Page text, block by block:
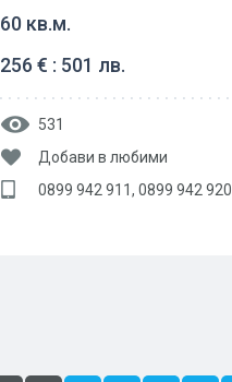
60 кв.м.
256 € : 501 лв.
531
Добави в любими
0899 942 911, 0899 942 920